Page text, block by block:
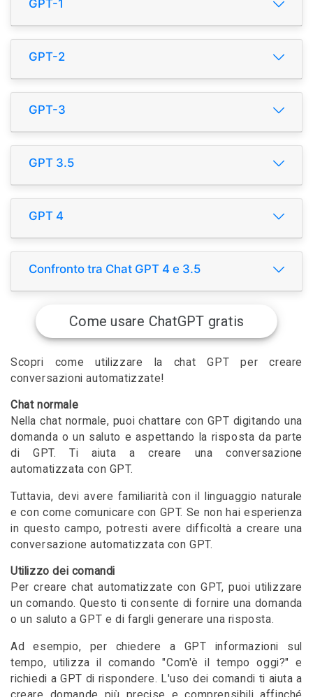
GPT-1
GPT-2
GPT-3
GPT 3.5
GPT 4
Confronto tra Chat GPT 4 e 3.5
Come usare ChatGPT gratis
Scopri come utilizzare la chat GPT per creare
conversazioni automatizzate!
Chat normale
Nella chat normale, puoi chattare con GPT digitando una
domanda o un saluto e aspettando la risposta da parte
di GPT. Ti aiuta a creare una conversazione
automatizzata con GPT.
Tuttavia, devi avere familiarità con il linguaggio naturale
e con come comunicare con GPT. Se non hai esperienza
in questo campo, potresti avere difficoltà a creare una
conversazione automatizzata con GPT.
Utilizzo dei comandi
Per creare chat automatizzate con GPT, puoi utilizzare
un comando. Questo ti consente di fornire una domanda
o un saluto a GPT e di fargli generare una risposta.
Ad esempio, per chiedere a GPT informazioni sul
tempo, utilizza il comando "Com'è il tempo oggi?" e
richiedi a GPT di rispondere. L'uso dei comandi ti aiuta a